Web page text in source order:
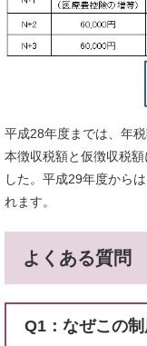
平成28年度までは、年
本徴収税額と仮徴収税
した。平成29年度から
れます。
よくある質問
Q1：なぜこの制